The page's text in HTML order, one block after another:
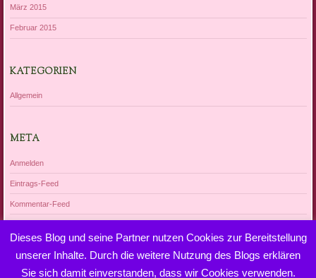
März 2015
Februar 2015
KATEGORIEN
Allgemein
META
Anmelden
Eintrags-Feed
Kommentar-Feed
Dieses Blog und seine Partner nutzen Cookies zur Bereitstellung
unserer Inhalte. Durch die weitere Nutzung des Blogs erklären
Sie sich damit einverstanden, dass wir Cookies verwenden.